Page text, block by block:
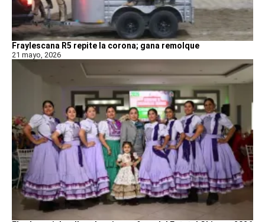
Fraylescana R5 repite la corona; gana remolque
21 mayo, 2026